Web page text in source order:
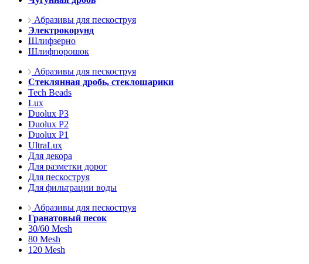
Абразивы для пескоструя
Электрокорунд
Шлифзерно
Шлифпорошок
Абразивы для пескоструя
Стеклянная дробь, стеклошарики
Tech Beads
Lux
Duolux P3
Duolux P2
Duolux P1
UltraLux
Для декора
Для разметки дорог
Для пескоструя
Для фильтрации воды
Абразивы для пескоструя
Гранатовый песок
30/60 Mesh
80 Mesh
120 Mesh